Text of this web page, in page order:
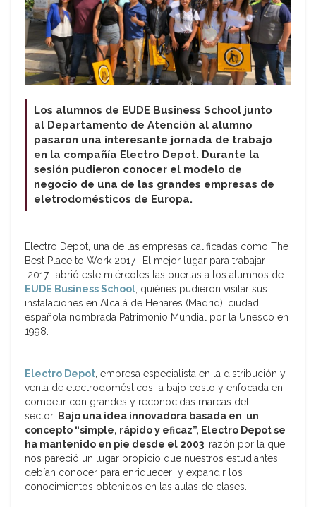
Los alumnos de EUDE Business School junto
al Departamento de Atención al alumno
pasaron una interesante jornada de trabajo
en la compañía Electro Depot. Durante la
sesión pudieron conocer el modelo de
negocio de una de las grandes empresas de
eletrodomésticos de Europa.
Electro Depot, una de las empresas calificadas como The
Best Place to Work 2017 -El mejor lugar para trabajar
2017- abrió este miércoles las puertas a los alumnos de
EUDE Business School, quiénes pudieron visitar sus
instalaciones en Alcalá de Henares (Madrid), ciudad
española nombrada Patrimonio Mundial por la Unesco en
1998.
Electro Depot, empresa especialista en la distribución y
venta de electrodomésticos a bajo costo y enfocada en
competir con grandes y reconocidas marcas del
sector. Bajo una idea innovadora basada en un
concepto “simple, rápido y eficaz”, Electro Depot se
ha mantenido en pie desde el 2003, razón por la que
nos pareció un lugar propicio que nuestros estudiantes
debían conocer para enriquecer y expandir los
conocimientos obtenidos en las aulas de clases.